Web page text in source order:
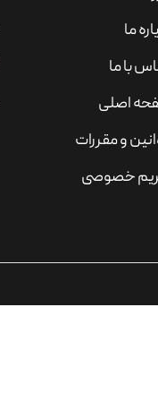
ما
با ما
اصلی
و مقررات
خصوصی